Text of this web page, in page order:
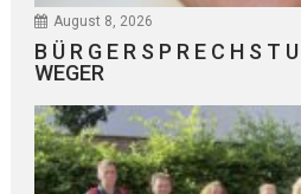
August 8, 2026
B Ü R G E R S P R E C H S T
WEGER